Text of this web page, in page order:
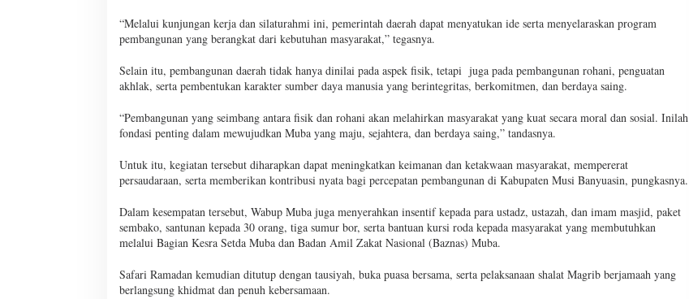
“Melalui kunjungan kerja dan silaturahmi ini, pemerintah daerah dapat menyatukan ide serta menyelaraskan program
pembangunan yang berangkat dari kebutuhan masyarakat,” tegasnya.
Selain itu, pembangunan daerah tidak hanya dinilai pada aspek fisik, tetapi juga pada pembangunan rohani, penguatan
akhlak, serta pembentukan karakter sumber daya manusia yang berintegritas, berkomitmen, dan berdaya saing.
“Pembangunan yang seimbang antara fisik dan rohani akan melahirkan masyarakat yang kuat secara moral dan sosial. Inilah
fondasi penting dalam mewujudkan Muba yang maju, sejahtera, dan berdaya saing,” tandasnya.
Untuk itu, kegiatan tersebut diharapkan dapat meningkatkan keimanan dan ketakwaan masyarakat, mempererat
persaudaraan, serta memberikan kontribusi nyata bagi percepatan pembangunan di Kabupaten Musi Banyuasin, pungkasnya.
Dalam kesempatan tersebut, Wabup Muba juga menyerahkan insentif kepada para ustadz, ustazah, dan imam masjid, paket
sembako, santunan kepada 30 orang, tiga sumur bor, serta bantuan kursi roda kepada masyarakat yang membutuhkan
melalui Bagian Kesra Setda Muba dan Badan Amil Zakat Nasional (Baznas) Muba.
Safari Ramadan kemudian ditutup dengan tausiyah, buka puasa bersama, serta pelaksanaan shalat Magrib berjamaah yang
berlangsung khidmat dan penuh kebersamaan.